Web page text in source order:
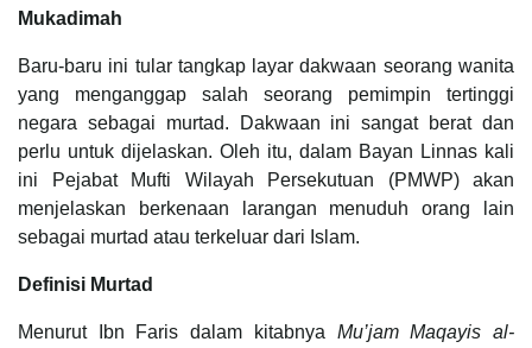
Mukadimah
Baru-baru ini tular tangkap layar dakwaan seorang wanita
yang menganggap salah seorang pemimpin tertinggi
negara sebagai murtad. Dakwaan ini sangat berat dan
perlu untuk dijelaskan. Oleh itu, dalam Bayan Linnas kali
ini Pejabat Mufti Wilayah Persekutuan (PMWP) akan
menjelaskan berkenaan larangan menuduh orang lain
sebagai murtad atau terkeluar dari Islam.
Definisi Murtad
Menurut Ibn Faris dalam kitabnya Mu’jam Maqayis al-